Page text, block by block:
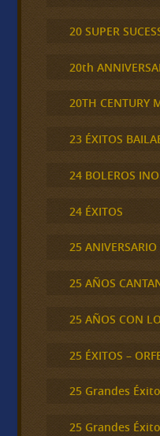
20 SUPER
20th
20TH CENTURY
23 ÉXITOS
24 BOLEROS
24 ÉXITOS
25 ANIVERSARIO
25 AÑOS
25 AÑOS CON
25 ÉXITOS –
25 Grandes
25 Grandes